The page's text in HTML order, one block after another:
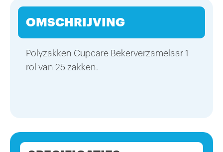
OMSCHRIJVING
Polyzakken Cupcare Bekerverzamelaar 1
rol van 25 zakken.